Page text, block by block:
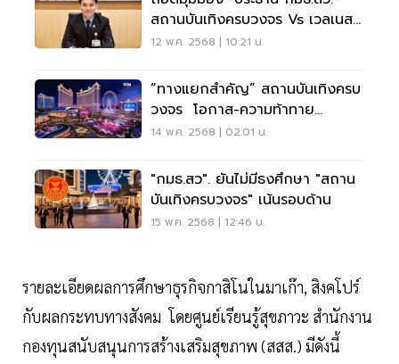
สถานบันเทิงครบวงจร Vs เวลเนส
คอมเพล็กซ์
12 พ.ค. 2568 | 10:21 น.
“ทางแยกสำคัญ” สถานบันเทิงครบ
วงจร โอกาส-ความท้าทาย
“อนาคตเศรษฐกิจไทย”
14 พ.ค. 2568 | 02:01 น.
"กมธ.สว". ยันไม่มีธงศึกษา "สถาน
บันเทิงครบวงจร" เน้นรอบด้าน
15 พ.ค. 2568 | 12:46 น.
รายละเอียดผลการศึกษาธุรกิจกาสิโนในมาเก๊า, สิงคโปร์
กับผลกระทบทางสังคม โดยศูนย์เรียนรู้สุขภาวะ สำนักงาน
กองทุนสนับสนุนการสร้างเสริมสุขภาพ (สสส.) มีดังนี้